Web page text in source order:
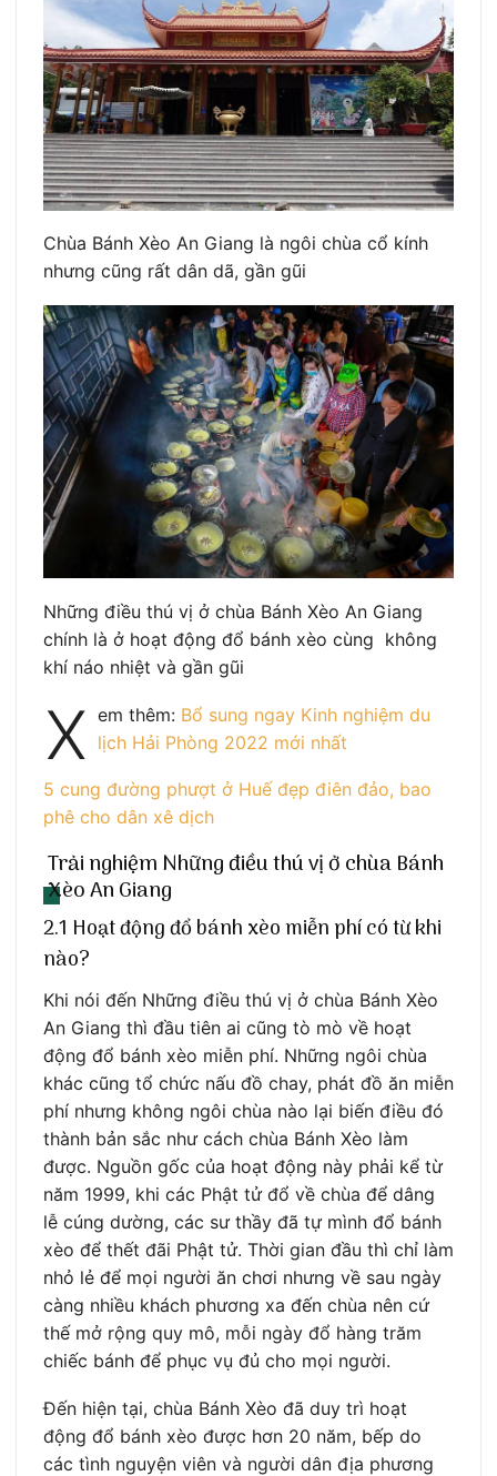
Chùa Bánh Xèo An Giang là ngôi chùa cổ kính
nhưng cũng rất dân dã, gần gũi
Những điều thú vị ở chùa Bánh Xèo An Giang
chính là ở hoạt động đổ bánh xèo cùng không
khí náo nhiệt và gần gũi
X em thêm: Bổ sung ngay Kinh nghiệm du
lịch Hải Phòng 2022 mới nhất
5 cung đường phượt ở Huế đẹp điên đảo, bao
phê cho dân xê dịch
Trải nghiệm Những điều thú vị ở chùa Bánh
Xèo An Giang
2.1 Hoạt động đổ bánh xèo miễn phí có từ khi
nào?
Khi nói đến Những điều thú vị ở chùa Bánh Xèo
An Giang thì đầu tiên ai cũng tò mò về hoạt
động đổ bánh xèo miễn phí. Những ngôi chùa
khác cũng tổ chức nấu đồ chay, phát đồ ăn miễn
phí nhưng không ngôi chùa nào lại biến điều đó
thành bản sắc như cách chùa Bánh Xèo làm
được. Nguồn gốc của hoạt động này phải kể từ
năm 1999, khi các Phật tử đổ về chùa để dâng
lễ cúng dường, các sư thầy đã tự mình đổ bánh
xèo để thết đãi Phật tử. Thời gian đầu thì chỉ làm
nhỏ lẻ để mọi người ăn chơi nhưng về sau ngày
càng nhiều khách phương xa đến chùa nên cứ
thế mở rộng quy mô, mỗi ngày đổ hàng trăm
chiếc bánh để phục vụ đủ cho mọi người.
Đến hiện tại, chùa Bánh Xèo đã duy trì hoạt
động đổ bánh xèo được hơn 20 năm, bếp do
các tình nguyện viên và người dân địa phương